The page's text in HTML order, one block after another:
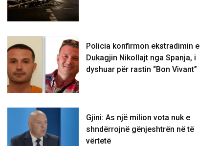
Policia konfirmon ekstradimin e
Dukagjin Nikollajt nga Spanja, i
dyshuar për rastin “Bon Vivant”
Gjini: As një milion vota nuk e
shndërrojnë gënjeshtrën në të
vërtetë